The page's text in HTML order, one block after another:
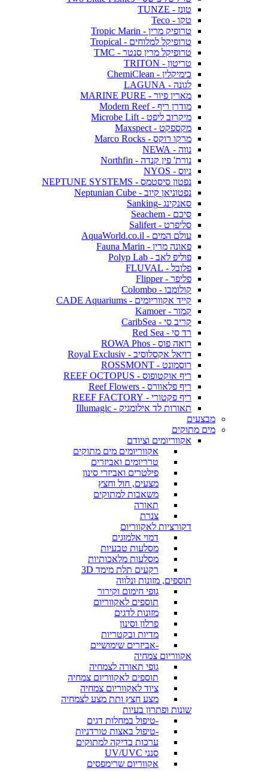
טונז - TUNZE
טקו - Teco
טרופיק מרין - Tropic Marin
טרופיקל למלוחים - Tropical
טרופיקל מרין סנטר - TMC
טריטון - TRITON
כימיקלין - ChemiClean
לגונה - LAGUNA
מארין פיור - MARINE PURE
מודרן ריף - Modern Reef
מיקרוב ליפט - Microbe Lift
מקספקט - Maxspect
מרקו רוקס - Marco Rocks
נווה - NEWA
נורת' פין קנדה - Northfin
ניוס - NYOS
נפטון סיסטמס - NEPTUNE SYSTEMS
נפטוניאן קיוב - Neptunian Cube
סאנקינג -Sanking
סיכם - Seachem
סליפרט - Salifert
עולם המים - AquaWorld.co.il
פאונה מרין - Fauna Marin
פוליפ לאב - Polyp Lab
פלובל - FLUVAL
פליפר - Flipper
קולומבו - Colombo
קייד אקווריומים - CADE Aquariums
קמור - Kamoer
קריב סי - CaribSea
רד סי - Red Sea
רואה פוס - ROWA Phos
רויאל אקסלוסיב - Royal Exclusiv
רוסמונט - ROSSMONT
ריף אוקטופוס - REEF OCTOPUS
ריף פלאוורס - Reef Flowers
ריף פקטורי - REEF FACTORY
תאורות לד אילומגיק - Illumagic
מבצעים
מים מתוקים
אקווריומים וציודם
אקווריומים מים מתוקים
טרריומים ואביזרים
פילטרים ואביזרי סינון
מצעים, חול וחצץ
משאבות למתוקים
תאורה
צנרת
דקורציות לאקווריום
דמוי אלמוגים
מסלעות טבעיות
מסלעות מלאכותיות
רקעים תלת מימד 3D
תוספים, מזונות ונלווה
גופי חימום וקירור
תוספים לאקווריום
מזונות לדגים
פרלון וסינון
מדיות ובקטריות
-אביזרים שימושיים
אקווריום צמחיה
גופי תאורה לצמחיה
תוספים לאקווריום צמחיה
ציוד לאקווריום צמחיה
מצע חצץ ותת מצע לצמחיה
שונות ופתרון בעיות
-טיפול במחלות דגים
-טיפול באצות טורדניות
ערכות בדיקה למתוקים
סנני UV/UVC
אקווריום שרימפסים